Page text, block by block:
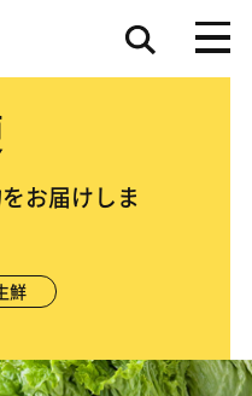
お届けしま
鮮